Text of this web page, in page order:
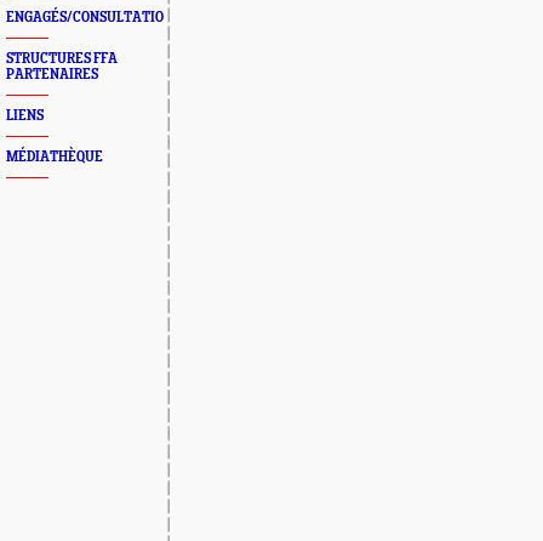
ENGAGÉS/CONSULTATION
STRUCTURES FFA
PARTENAIRES
LIENS
MÉDIATHÈQUE